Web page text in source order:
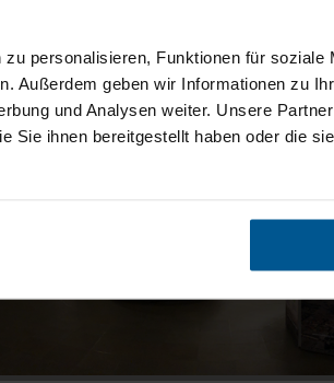
personalisieren, Funktionen für soziale
Außerdem geben wir Informationen zu
und Analysen weiter. Unsere
Sie ihnen bereitgestellt haben oder die
wir die vielfältigen Möglichkeiten der
über Ihr Projekt sprechen.